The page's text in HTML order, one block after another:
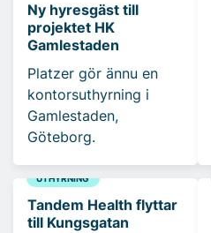
Ny hyresgäst till
projektet HK
Gamlestaden
Platzer gör ännu en
kontorsuthyrning i
Gamlestaden,
Göteborg.
UTHYRNING
Tandem Health flyttar
till Kungsgatan